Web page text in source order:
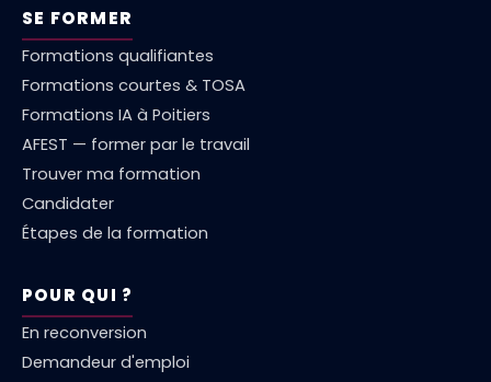
SE FORMER
Formations qualifiantes
Formations courtes & TOSA
Formations IA à Poitiers
AFEST — former par le travail
Trouver ma formation
Candidater
Étapes de la formation
POUR QUI ?
En reconversion
Demandeur d'emploi